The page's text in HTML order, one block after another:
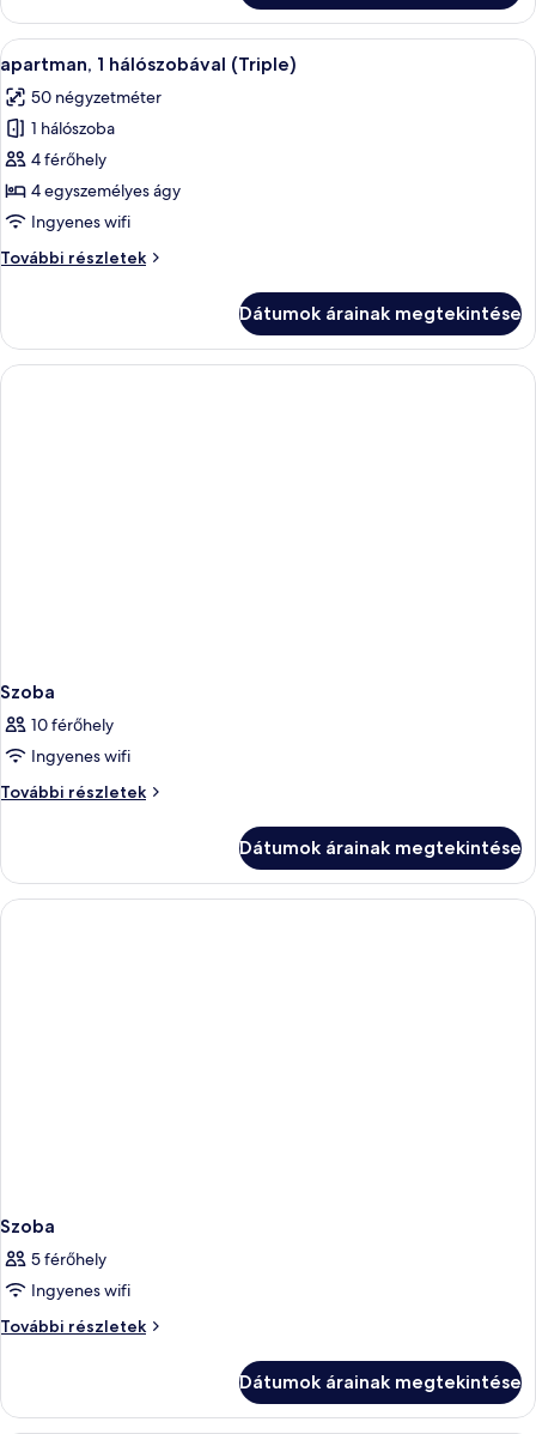
részletei
A
következő
szoba
összes
képének
megtekintése:
apartman,
hálószobával
1 hálószoba, széf a szobában,
6
apartman, 1 hálószobával (Triple)
50 négyzetméter
1 hálószoba
4 férőhely
4 egyszemélyes ágy
Ingyenes wifi
További részletek
apartman,
további
részletei
Dátumok árainak megtekintése
Szoba
10 férőhely
Ingyenes wifi
További részletek
Szoba
Dátumok árainak megtekintése
Szoba
5 férőhely
Ingyenes wifi
További részletek
Szoba
Dátumok árainak megtekintése